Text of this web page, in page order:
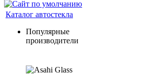
Каталог автостекла
Популярные
производители